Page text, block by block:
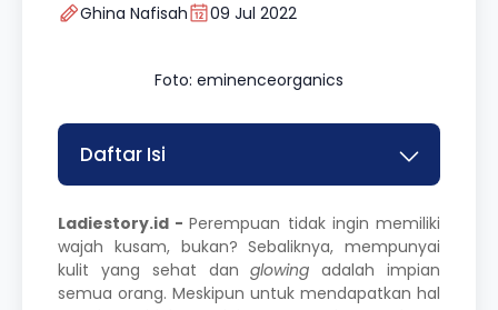
Ghina Nafisah 09 Jul 2022
Foto: eminenceorganics
Daftar Isi
Ladiestory.id -Perempuan tidak ingin memiliki
wajah kusam, bukan? Sebaliknya, mempunyai
kulit yang sehat danglowingadalah impian
semua orang. Meskipun untuk mendapatkan hal